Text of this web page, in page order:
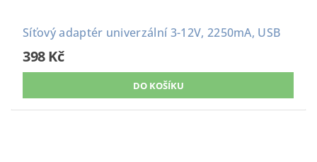
Síťový adaptér univerzální 3-12V, 2250mA, USB
398 Kč